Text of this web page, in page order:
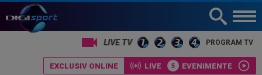
PROGRAM TV
EXCLUSIV ONLINE LIVE EVENIMENTE